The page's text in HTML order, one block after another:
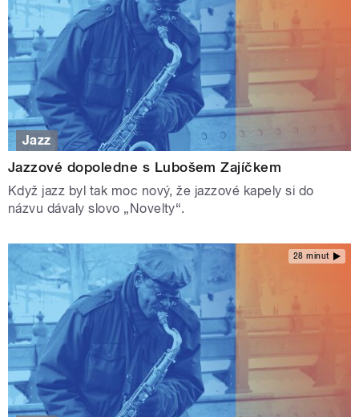
Jazz
Jazzové dopoledne s Lubošem Zajíčkem
Když jazz byl tak moc nový, že jazzové kapely si do
názvu dávaly slovo „Novelty“.
28 minut